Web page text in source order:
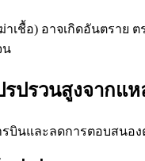
เชื้อ) อาจเกิดอันตรา
น
ปรวนสูงจากแ
บินและลดการตอบสน